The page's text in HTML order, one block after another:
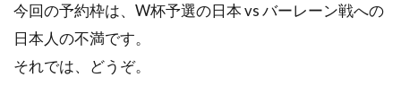
今回の予約枠は、W杯予選の日本 vs バーレーン戦への
日本人の不満です。
それでは、どうぞ。